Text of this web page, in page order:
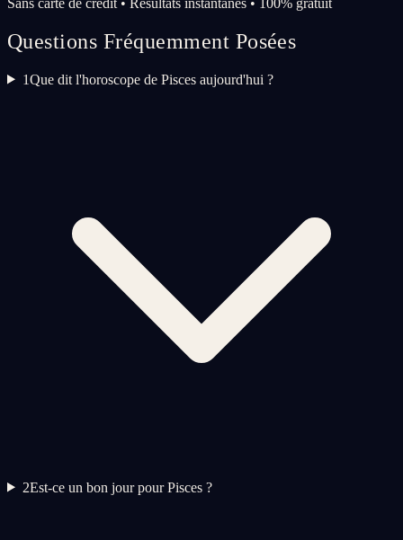
Questions Fréquemment Posées
1Que dit l'horoscope de Pisces aujourd'hui ?
2Est-ce un bon jour pour Pisces ?